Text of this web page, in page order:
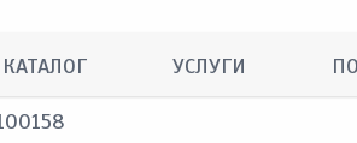
КАТАЛОГ УСЛУГИ